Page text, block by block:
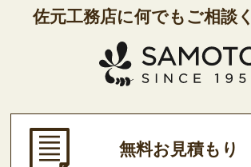
佐元工務店に何でもご相談
無料お見積もり